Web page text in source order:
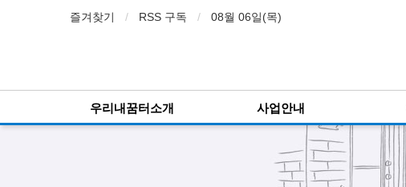
즐겨찾기 RSS 구독 08월 06일(목)
우리내꿈터소개 사업안내